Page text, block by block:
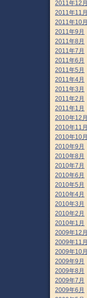
2011年12月
2011年11月
2011年10月
2011年9月
2011年8月
2011年7月
2011年6月
2011年5月
2011年4月
2011年3月
2011年2月
2011年1月
2010年12月
2010年11月
2010年10月
2010年9月
2010年8月
2010年7月
2010年6月
2010年5月
2010年4月
2010年3月
2010年2月
2010年1月
2009年12月
2009年11月
2009年10月
2009年9月
2009年8月
2009年7月
2009年6月